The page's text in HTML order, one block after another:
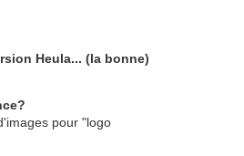
Heula... (la bonne)